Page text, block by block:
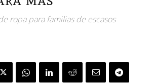
ropa para familias de escasos